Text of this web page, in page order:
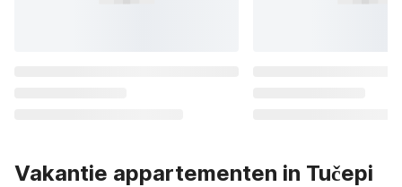
Vakantie appartementen in Tučepi